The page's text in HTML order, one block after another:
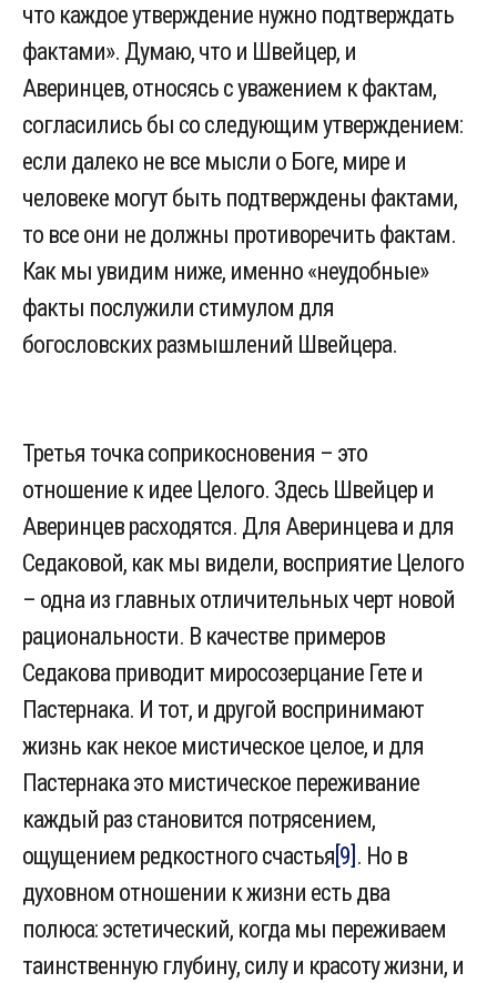
что каждое утверждение нужно подтверждать
фактами». Думаю, что и Швейцер, и
Аверинцев, относясь с уважением к фактам,
согласились бы со следующим утверждением:
если далеко не все мысли о Боге, мире и
человеке могут быть подтверждены фактами,
то все они не должны противоречить фактам.
Как мы увидим ниже, именно «неудобные»
факты послужили стимулом для
богословских размышлений Швейцера.
Третья точка соприкосновения – это
отношение к идее Целого. Здесь Швейцер и
Аверинцев расходятся. Для Аверинцева и для
Седаковой, как мы видели, восприятие Целого
– одна из главных отличительных черт новой
рациональности. В качестве примеров
Седакова приводит миросозерцание Гете и
Пастернака. И тот, и другой воспринимают
жизнь как некое мистическое целое, и для
Пастернака это мистическое переживание
каждый раз становится потрясением,
ощущением редкостного счастья [9] . Но в
духовном отношении к жизни есть два
полюса: эстетический, когда мы переживаем
таинственную глубину, силу и красоту жизни, и